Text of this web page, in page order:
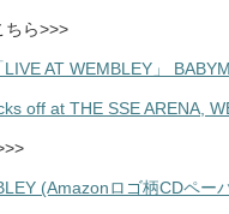
ちら>>>
AT WEMBLEY」
off at THE SSE ARENA,
(Amazonロゴ柄CDペー